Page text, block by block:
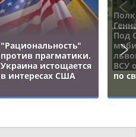
"Рациональность"
против прагматики.
Украина истощается
в интересах США
Под
ВСУ
по